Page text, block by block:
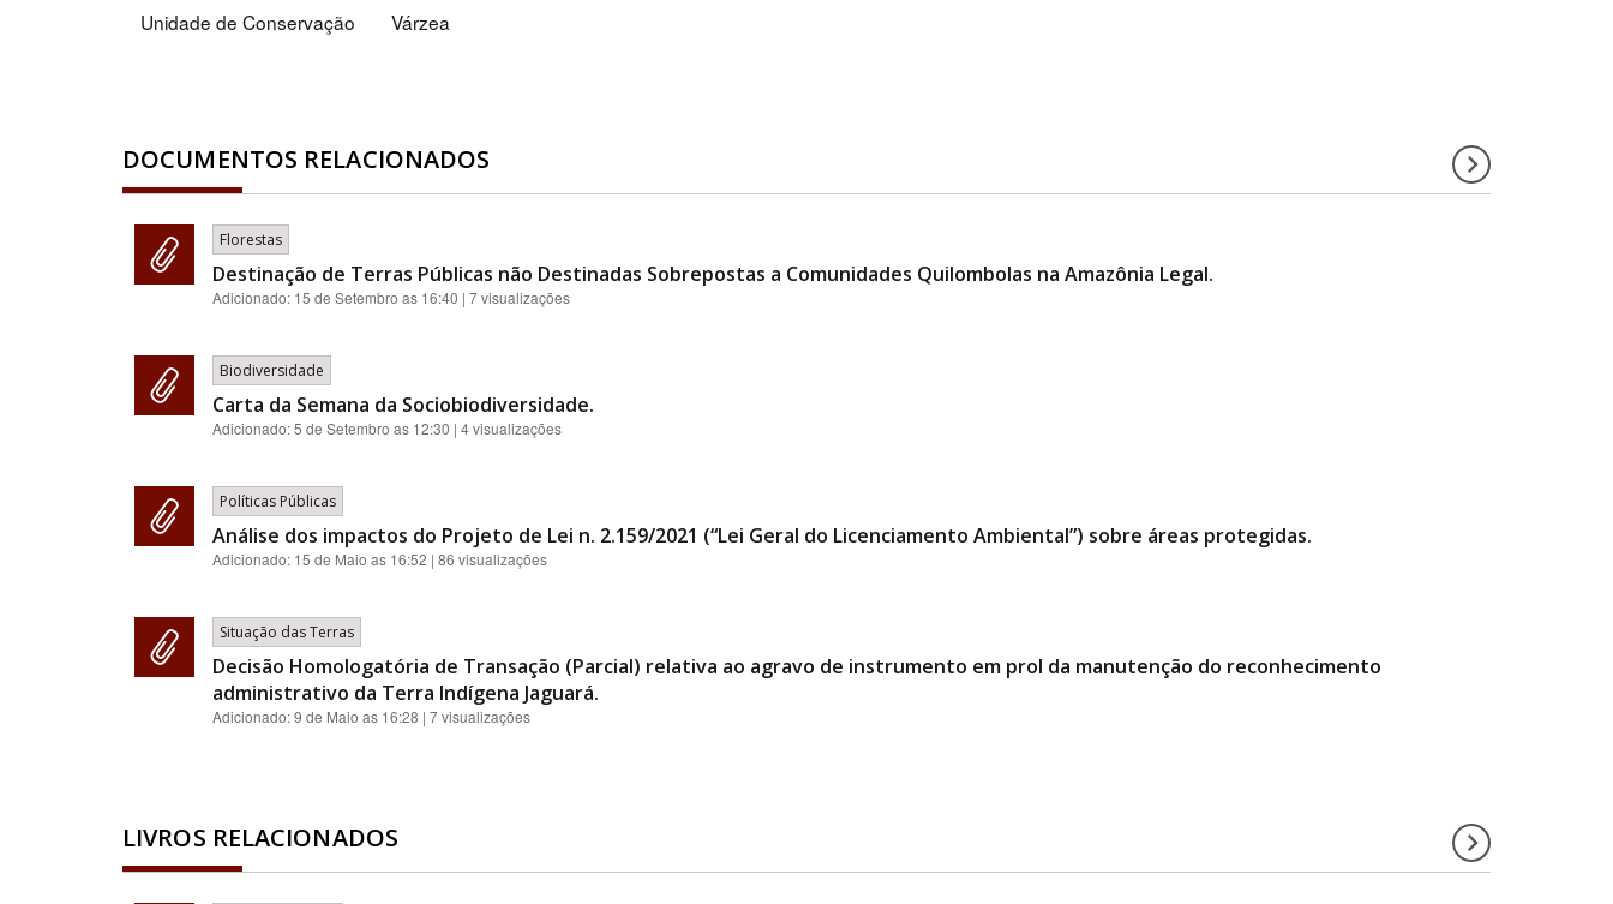
Unidade de Conservação
Várzea
DOCUMENTOS RELACIONADOS
Florestas
Destinação de Terras Públicas não Destinadas Sobrepostas a Comunidades Quilombolas na Amazônia Legal.
Adicionado: 15 de Setembro as 16:40 | 7 visualizações
Biodiversidade
Carta da Semana da Sociobiodiversidade.
Adicionado:5 de Setembro as 12:30 | 4 visualizações
Políticas Públicas
Análise dos impactos do Projeto de Lei n. 2.159/2021 (“Lei Geral do Licenciamento Ambiental”) sobre áreas protegidas.
Adicionado: 15 de Maio as 16:52 | 86 visualizações
Situação das Terras
Decisão Homologatória de Transação (Parcial) relativa ao agravo de instrumento em prol da manutenção do reconhecimento
administrativo da Terra Indígena Jaguará.
Adicionado:9 de Maio as 16:28 | 7 visualizações
LIVROS RELACIONADOS